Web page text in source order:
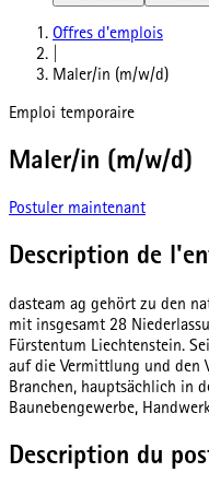
Offres d'emplois
Maler/in (m/w/d)
Emploi temporaire
Maler/in (m/w/d)
Postuler maintenant
Description de
dasteam ag gehört zu den
mit insgesamt 28
Fürstentum Liechtenstein.
auf die Vermittlung und den
Branchen, hauptsächlich in
Baunebengewerbe,
Description du